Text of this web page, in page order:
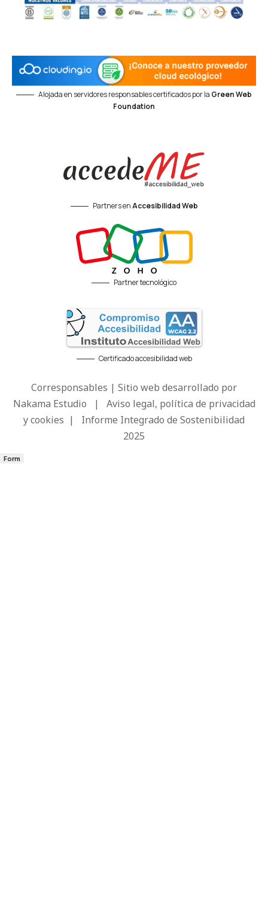
Alojada en servidores responsables certificados por la Green Web
Foundation
Partners enAccesibilidad Web
Partner tecnológico
Certificado accesibilidad web
Corresponsables | Sitio web desarrollado por
Nakama Estudio | Aviso legal, política de privacidad
y cookies | Informe Integrado de Sostenibilidad
2025
Form